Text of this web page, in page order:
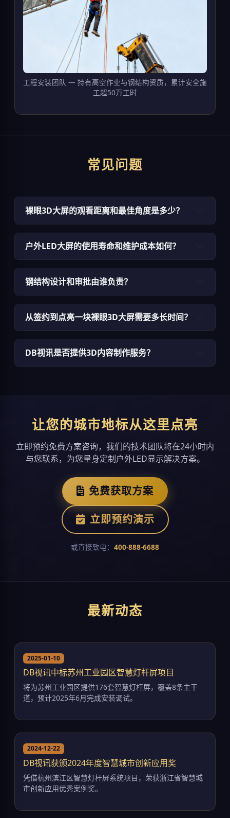
工程安装团队 — 持有高空作业与钢结构资质，累计安全施
工超50万工时
常见问题
裸眼3D大屏的观看距离和最佳角度是多少？
户外LED大屏的使用寿命和维护成本如何？
钢结构设计和审批由谁负责？
从签约到点亮一块裸眼3D大屏需要多长时间？
DB视讯是否提供3D内容制作服务？
让您的城市地标从这里点亮
立即预约免费方案咨询，我们的技术团队将在24小时内
与您联系，为您量身定制户外LED显示解决方案。
免费获取方案
立即预约演示
或直接致电： 400-888-6688
最新动态
2025-01-10
DB视讯中标苏州工业园区智慧灯杆屏项目
将为苏州工业园区提供176套智慧灯杆屏，覆盖8条主干
道，预计2025年6月完成安装调试。
2024-12-22
DB视讯获颁2024年度智慧城市创新应用奖
凭借杭州滨江区智慧灯杆屏系统项目，荣获浙江省智慧城
市创新应用优秀案例奖。